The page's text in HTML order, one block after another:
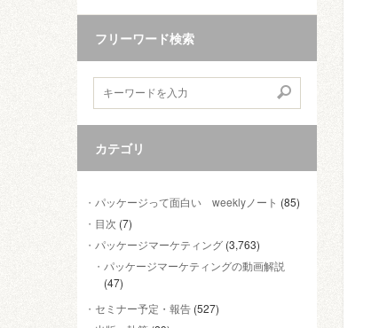
フリーワード検索
カテゴリ
パッケージって面白い weeklyノート (85)
目次 (7)
パッケージマーケティング (3,763)
パッケージマーケティングの動画解説
(47)
セミナー予定・報告 (527)